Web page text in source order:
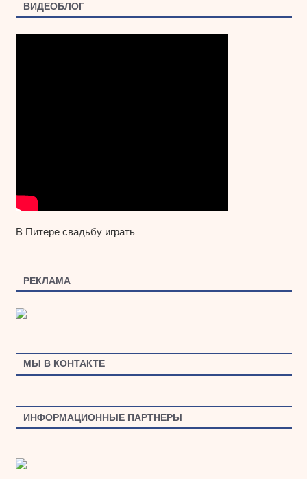
ВИДЕОБЛОГ
В Питере свадьбу играть
РЕКЛАМА
МЫ В КОНТАКТЕ
ИНФОРМАЦИОННЫЕ ПАРТНЕРЫ